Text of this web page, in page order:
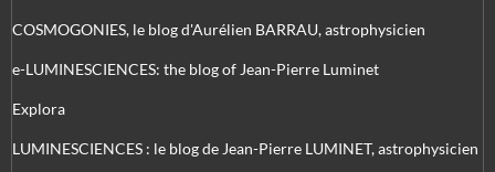
COSMOGONIES, le blog d'Aurélien BARRAU, astrophysicien
e-LUMINESCIENCES: the blog of Jean-Pierre Luminet
Explora
LUMINESCIENCES : le blog de Jean-Pierre LUMINET, astrophysicien